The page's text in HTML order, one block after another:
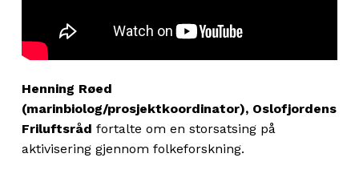
Henning Røed
(marinbiolog/prosjektkoordinator), Oslofjordens
Friluftsråd fortalte om en storsatsing på
aktivisering gjennom folkeforskning.